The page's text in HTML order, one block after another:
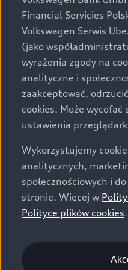
za dopłatą. Wiążące
specyfikacji pojazdu
określenie parametrów
świadectwo homologacji
sobie prawo do zmian i
prezentowane na stronie
zamieszczania. W celu
informacji prosimy
Audi.
Wszystkie produkowane
są wykonywane z
względem możliwości
określone w normie ISO
europejskimi
o.o. podlega
użytkownikom
Financial Servicies
Volkswagen Serwis
(jako
wyrażenia zgody na
analityczne i
zaakceptować,
cookies. Może wycofać
ustawienia
Wykorzystujemy
analitycznych,
społecznościowych i
stronie. Więcej w
Polityce plików cookies.